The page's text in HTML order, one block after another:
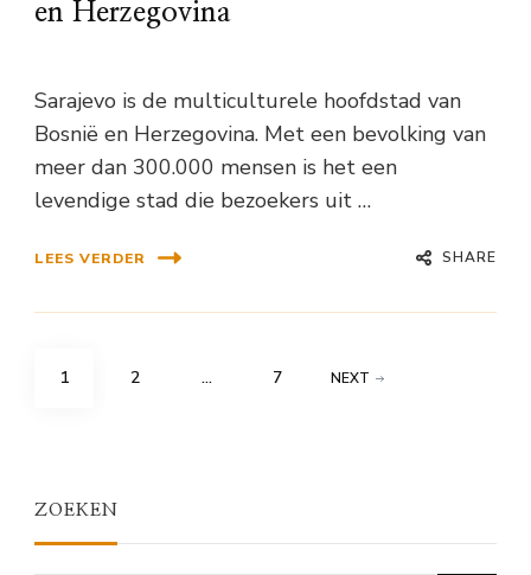
en Herzegovina
Sarajevo is de multiculturele hoofdstad van
Bosnië en Herzegovina. Met een bevolking van
meer dan 300.000 mensen is het een
levendige stad die bezoekers uit …
LEES VERDER SHARE
Berichten
PAGE
1 PAGE
2 … PAGE
7 NEXT
ZOEKEN